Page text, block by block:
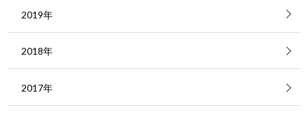
2019年
2018年
2017年